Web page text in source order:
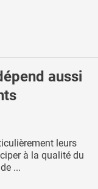
aussi
leurs
à la qualité du
...